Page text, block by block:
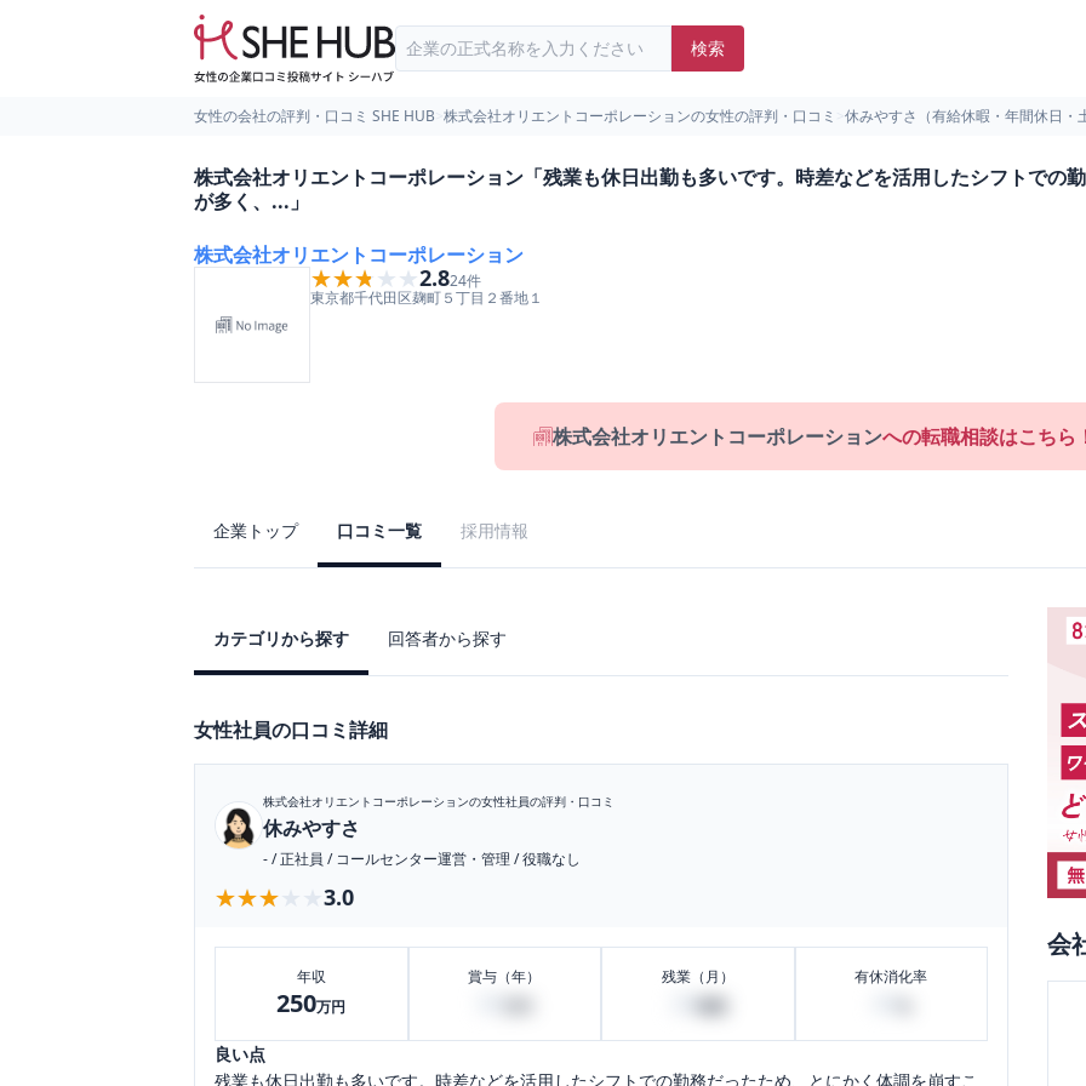
検索
女性の会社の評判・口コミ SHE HUB 株式会社オリエントコーポレーションの女性の評判・口コミ 休みやすさ（有給休暇・年間休日・
株式会社オリエントコーポレーション「残業も休日出勤も多いです。時差などを活用したシフトでの
が多く、...」
株式会社オリエントコーポレーション
★★★★★
★★★★★2.824件
東京都千代田区麹町５丁目２番地１
株式会社オリエントコーポレーションへの転職相談はこちら
企業トップ 口コミ一覧 採用情報
カテゴリから探す 回答者から探す
女性社員の口コミ詳細
株式会社オリエントコーポレーションの女性社員の評判・口コミ
休みやすさ
-/正社員 /コールセンター運営・管理 /役職なし
★★★★★
★★★★★ 3.0
年収
250万円
賞与（年） 残業（月） 有休消化率
良い点
残業も休日出勤も多いです。時差などを活用したシフトでの勤務だったため、とにかく体調を崩すこ
会